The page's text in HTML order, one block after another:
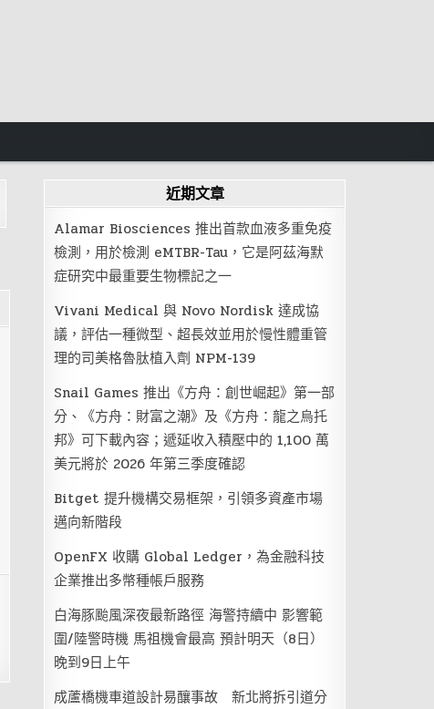
近期文章
Alamar Biosciences 推出首款血液多重免疫
檢測，用於檢測 eMTBR-Tau，它是阿茲海默
症研究中最重要生物標記之一
Vivani Medical 與 Novo Nordisk 達成協
議，評估一種微型、超長效並用於慢性體重管
理的司美格魯肽植入劑 NPM-139
Snail Games 推出《方舟：創世崛起》第一部
分、《方舟：財富之潮》及《方舟：龍之烏托
邦》可下載內容；遞延收入積壓中的 1,100 萬
美元將於 2026 年第三季度確認
Bitget 提升機構交易框架，引領多資產市場
邁向新階段
OpenFX 收購 Global Ledger，為金融科技
企業推出多幣種帳戶服務
白海豚颱風深夜最新路徑 海警持續中 影響範
圍/陸警時機 馬祖機會最高 預計明天（8日）
晚到9日上午
成蘆橋機車道設計易釀事故 新北將拆引道分